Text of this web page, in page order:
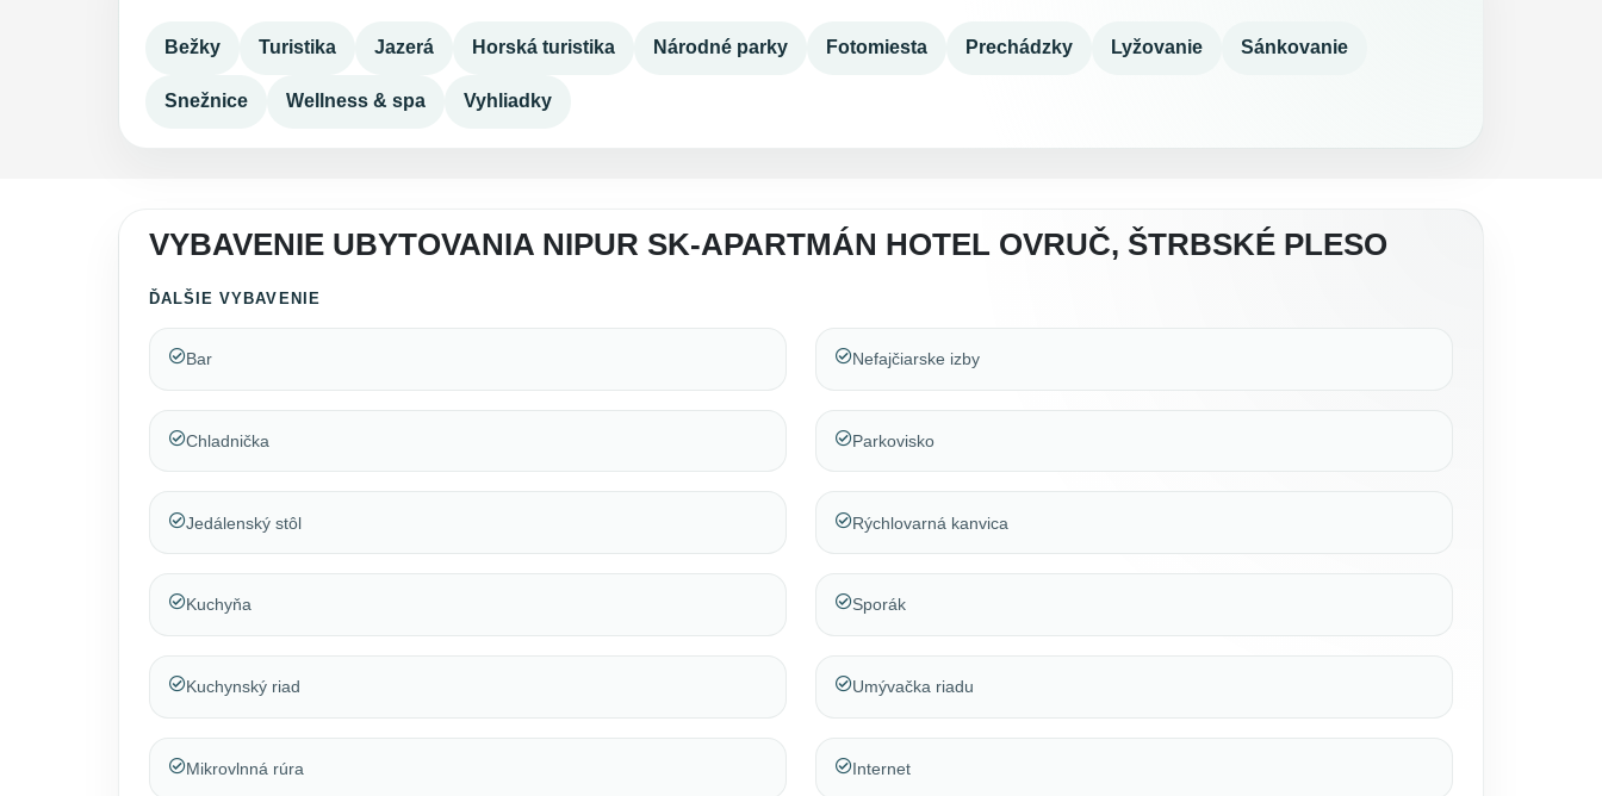
Bežky Turistika Jazerá Horská turistika Národné parky Fotomiesta Prechádzky Lyžovanie Sánkovanie
Snežnice Wellness & spa Vyhliadky
VYBAVENIE UBYTOVANIA NIPUR SK-APARTMÁN HOTEL OVRUČ, ŠTRBSKÉ PLESO
ĎALŠIE VYBAVENIE
Bar
Chladnička
Jedálenský stôl
Kuchyňa
Kuchynský riad
Mikrovlnná rúra
Nefajčiarske izby
Parkovisko
Rýchlovarná kanvica
Sporák
Umývačka riadu
Internet